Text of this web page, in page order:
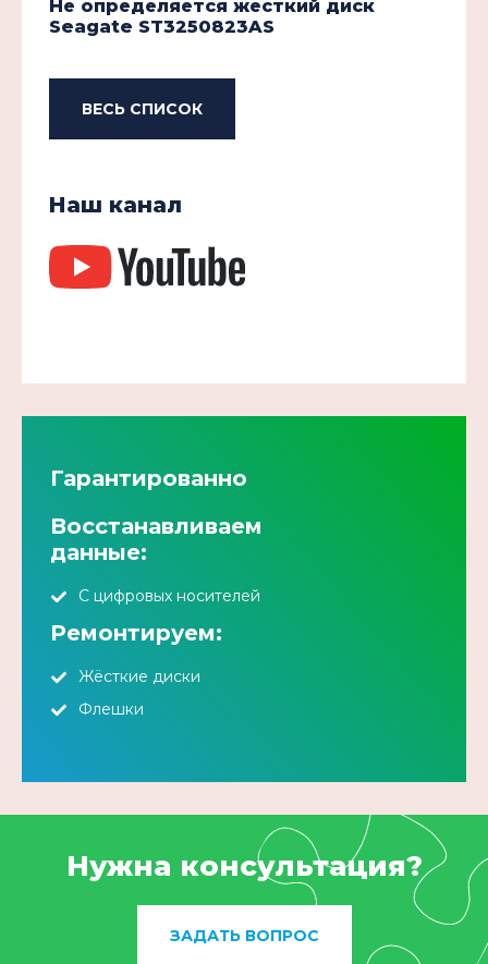
Не определяется жесткий диск
Seagate ST3250823AS
ВЕСЬ СПИСОК
Наш канал
Гарантированно
Восстанавливаем
данные:
С цифровых носителей
Ремонтируем:
Жёсткие диски
Флешки
Нужна консультация?
ЗАДАТЬ ВОПРОС